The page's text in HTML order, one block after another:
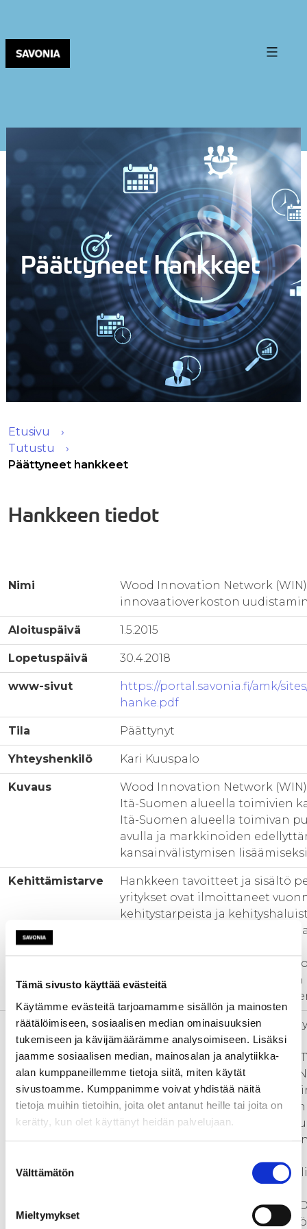
Tämä sivusto käyttää evästeitä
Käytämme evästeitä tarjoamamme sisällön ja mainosten
räätälöimiseen, sosiaalisen median ominaisuuksien
tukemiseen ja kävijämäärämme analysoimiseen. Lisäksi
jaamme sosiaalisen median, mainosalan ja analytiikka-
alan kumppaneillemme tietoja siitä, miten käytät
sivustoamme. Kumppanimme voivat yhdistää näitä
tietoja muihin tietoihin, joita olet antanut heille tai joita on
kerätty, kun olet käyttänyt heidän palvelujaan.
valinta
Välttämätön
Mieltymykset
Päättyneet hankkeet
Etusivu
Tutustu
Päättyneet hankkeet
Hankkeen tiedot
Nimi
Wood Innovation Network
innovaatioverkoston
Aloituspäivä 1.5.2015
Lopetuspäivä 30.4.2018
www-sivut
https://portal.savonia.fi/amk/
hanke.pdf
Tila Päättynyt
Yhteyshenkilö Kari Kuuspalo
Kuvaus
Wood Innovation Network
Itä-Suomen alueella toimivien
Itä-Suomen alueella toimivan
avulla ja markkinoiden
kansainvälistymisen
Kehittämistarve
Hankkeen tavoitteet ja sisältö
yritykset ovat ilmoittaneet
kehitystarpeista ja
1. Kansainvälistymis- ja
2. Puurakentamisen erilaiset
3. Strategiset TKI:n ja
4. Puuteollisuuden
Toimenpiteet projektin kehittämistoimet ja
PUUTUOTEALAN
VIENTIASIAKKUUKSIEN
- Kohdemarkkinoihin
kehittyneisiin maihin Lähi-
- Yrityksen kotimaan ja
- Yrityksen kehitys- ja
>> Toiminnasta vastaavat
PUUTUOTEALAN UUDET
- Uusien tuotantotapojen